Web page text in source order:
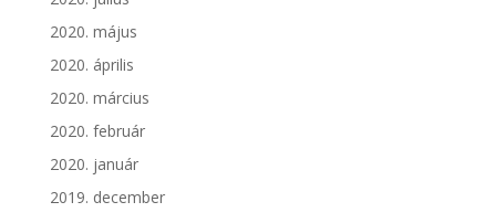
2020. május
2020. április
2020. március
2020. február
2020. január
2019. december